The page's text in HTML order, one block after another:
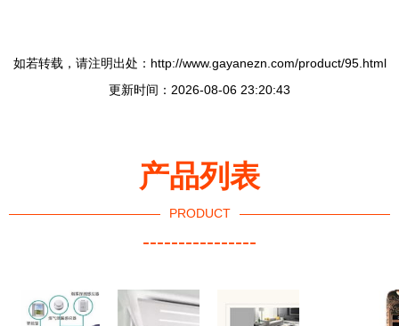
如若转载，请注明出处：http://www.gayanezn.com/product/95.html
更新时间：2026-08-06 23:20:43
产品列表
PRODUCT
----------------